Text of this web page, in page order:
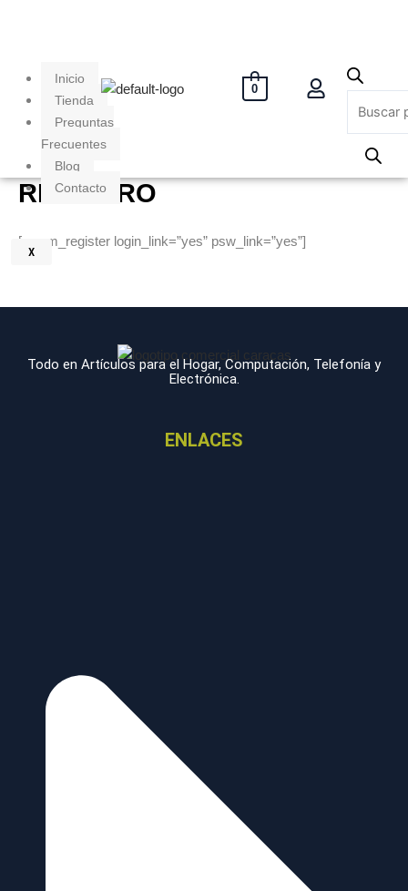
Inicio
Tienda
Preguntas
Frecuentes
Blog
Contacto
X
0
REGISTRO
[wpum_register login_link=”yes” psw_link=”yes”]
Todo en Artículos para el Hogar, Computación, Telefonía y
Electrónica.
ENLACES